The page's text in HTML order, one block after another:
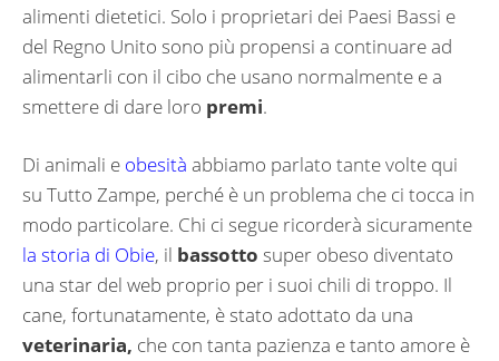
alimenti dietetici. Solo i proprietari dei Paesi Bassi e
del Regno Unito sono più propensi a continuare ad
alimentarli con il cibo che usano normalmente e a
smettere di dare loro premi.
Di animali e obesità abbiamo parlato tante volte qui
su Tutto Zampe, perché è un problema che ci tocca in
modo particolare. Chi ci segue ricorderà sicuramente
la storia di Obie, il bassotto super obeso diventato
una star del web proprio per i suoi chili di troppo. Il
cane, fortunatamente, è stato adottato da una
veterinaria, che con tanta pazienza e tanto amore è